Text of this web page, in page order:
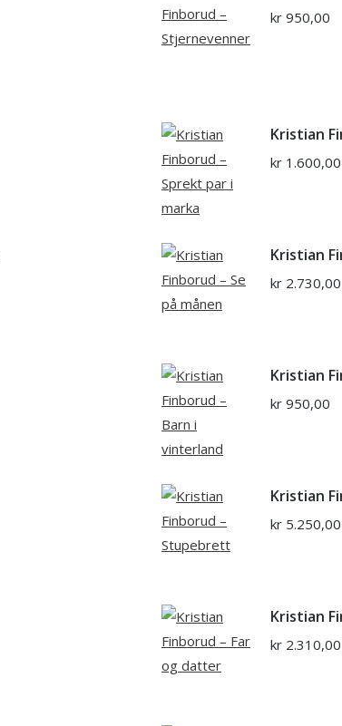
kr 950,00
Kristian
kr 1.600,00
Kristian
kr 2.730,00
Kristian
kr 950,00
Kristian
kr 5.250,00
Kristian
kr 2.310,00